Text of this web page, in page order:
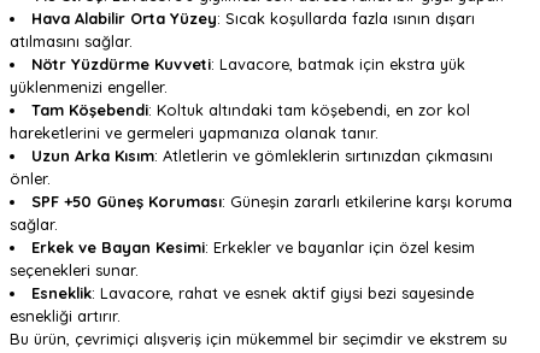
Hava Alabilir Orta Yüzey: Sıcak koşullarda fazla ısının dışarı
atılmasını sağlar.
Nötr Yüzdürme Kuvveti: Lavacore, batmak için ekstra yük
yüklenmenizi engeller.
Tam Köşebendi: Koltuk altındaki tam köşebendi, en zor kol
hareketlerini ve germeleri yapmanıza olanak tanır.
Uzun Arka Kısım: Atletlerin ve gömleklerin sırtınızdan çıkmasını
önler.
SPF +50 Güneş Koruması: Güneşin zararlı etkilerine karşı koruma
sağlar.
Erkek ve Bayan Kesimi: Erkekler ve bayanlar için özel kesim
seçenekleri sunar.
Esneklik: Lavacore, rahat ve esnek aktif giysi bezi sayesinde
esnekliği artırır.
Bu ürün, çevrimiçi alışveriş için mükemmel bir seçimdir ve ekstrem su